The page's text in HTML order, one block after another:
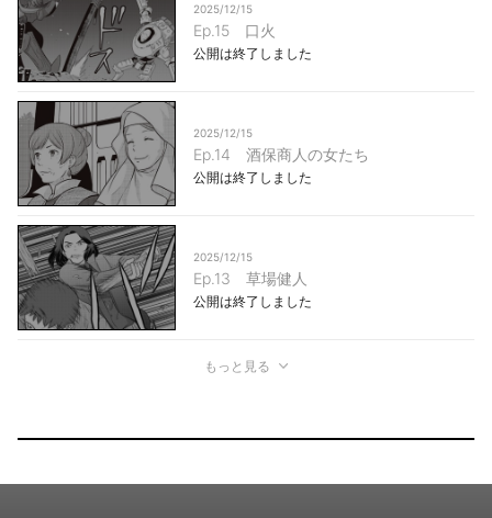
2025/12/15
Ep.15 口火
公開は終了しました
2025/12/15
Ep.14 酒保商人の女たち
公開は終了しました
2025/12/15
Ep.13 草場健人
公開は終了しました
もっと見る